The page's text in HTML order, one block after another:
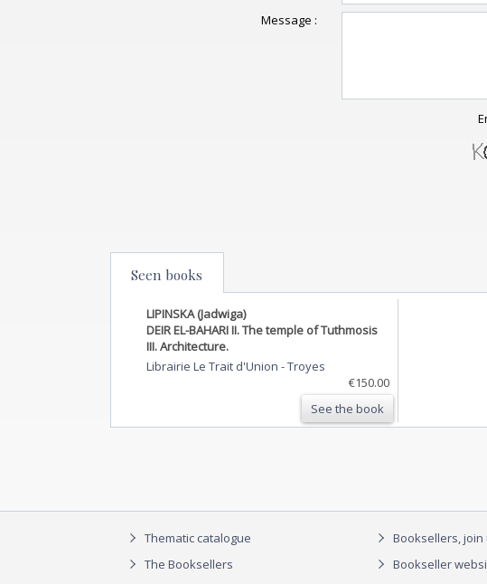
Message :
Seen books
LIPINSKA (Jadwiga)
DEIR EL-BAHARI II. The temple of Tuthmosis
III. Architecture.
Librairie Le Trait d'Union -Troyes
€150.00
See the book
Thematic catalogue
The Booksellers
Booksellers, join
Bookseller